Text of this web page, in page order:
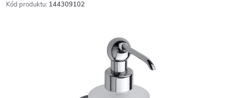
Kód produktu: 144309102